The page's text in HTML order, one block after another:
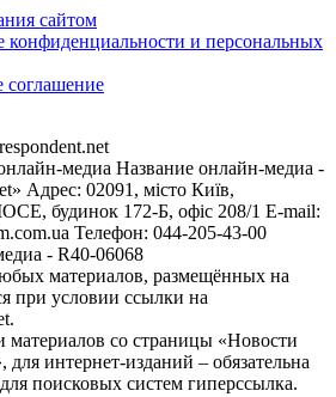
сайтом
конфиденциальности и персональных
соглашение
медиа Название онлайн-медиа -
Адрес: 02091, місто Київ,
будинок 172-Б, офіс 208/1 E-mail:
Телефон: 044-205-43-00
- R40-06068
материалов, размещённых на
при условии ссылки на
со страницы «Новости
интернет-изданий – обязательна
поисковых систем гиперссылка.